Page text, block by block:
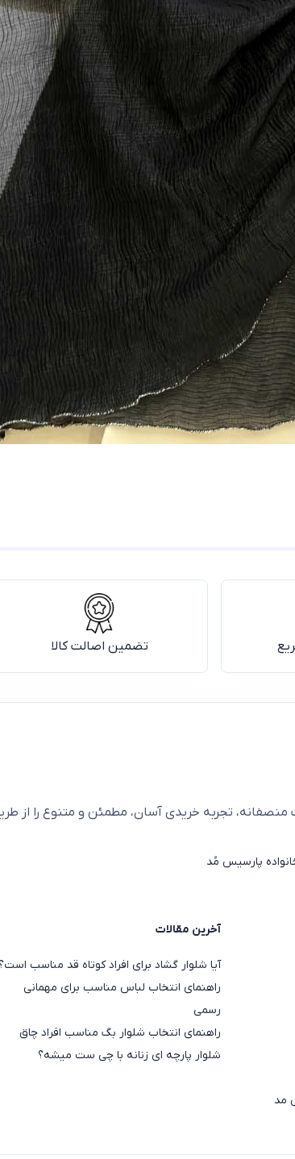
تضمین اصالت کالا
تجربه خریدی آسان، مطمئن و متنوع را از
پارسیس مُد
مد
آخرین مقالات
آیا شلوار گشاد برای افراد کوتاه قد مناسب است؟
راهنمای انتخاب لباس مناسب برای مهمانی
رسمی
راهنمای انتخاب شلوار بگ مناسب افراد چاق
شلوار پارچه ای زنانه با چی ست میشه؟